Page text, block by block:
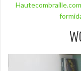
Hautecombraille.com